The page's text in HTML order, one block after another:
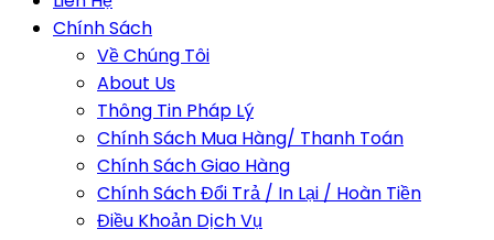
Chính Sách
Về Chúng Tôi
About Us
Thông Tin Pháp Lý
Chính Sách Mua Hàng/ Thanh Toán
Chính Sách Giao Hàng
Chính Sách Đổi Trả / In Lại / Hoàn Tiền
Điều Khoản Dịch Vụ